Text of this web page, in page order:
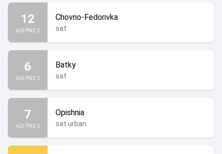
12
AQI PM2.5
Chovno-Fedorivka
sat
6
AQI PM2.5
Batky
sat
7
AQI PM2.5
Opishnia
sat urban